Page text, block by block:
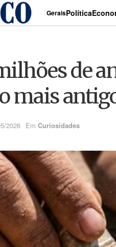
GeraisPolítica
de
mais
2026 Em Curiosidades